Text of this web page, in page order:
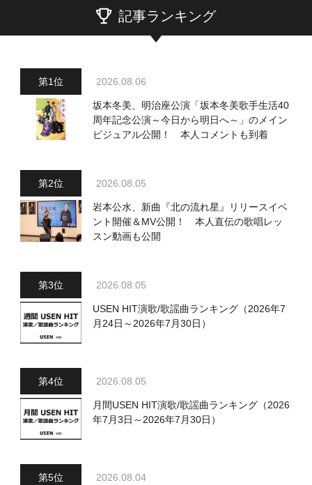
記事ランキング
2026.08.06
坂本冬美、明治座公演「坂本冬美歌手生活40
周年記念公演～今日から明日へ～」のメイン
ビジュアル公開！ 本人コメントも到着
2026.08.05
岩本公水、新曲『北の流れ星』リリースイベ
ント開催＆MV公開！ 本人直伝の歌唱レッ
スン動画も公開
2026.08.05
USEN HIT演歌/歌謡曲ランキング（2026年7
月24日～2026年7月30日）
2026.08.05
月間USEN HIT演歌/歌謡曲ランキング（2026
年7月3日～2026年7月30日）
2026.08.04